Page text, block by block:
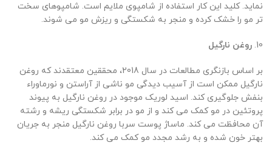
نماید. کلید این کار استفاده از شامپوی ملایم است. شامپوهای سخت
تر مو را خشک کرده و منجر به شکستگی و ریزش مو می شوند.
10. روغن نارگیل
بر اساس بازنگری مطالعات در سال 2018، محققین معتقدند که روغن
نارگیل ممکن است از آسیب دیدگی مو ناشی از آراستن و نورماوراء
بنفش جلوگیری کند. اسید لوریک موجود در روغن نارگیل به پیوند
پروتئین در مو کمک می کند و از مو در برابر شکستگی ریشه و رشته
آن محافظت می کند. ماساژ پوست سربا روغن نارگیل منجر به جریان
بهتر خون شده و به رشد مجدد مو کمک می کند.